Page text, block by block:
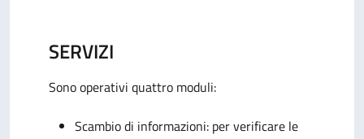
SERVIZI
Sono operativi quattro moduli:
Scambio di informazioni: per verificare le